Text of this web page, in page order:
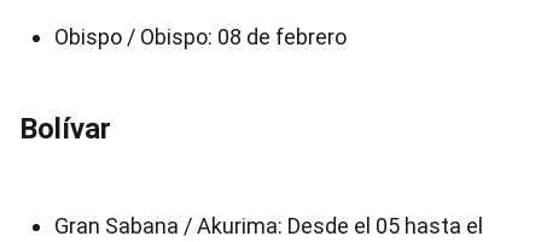
Obispo / Obispo: 08 de febrero
Bolívar
Gran Sabana / Akurima: Desde el 05 hasta el